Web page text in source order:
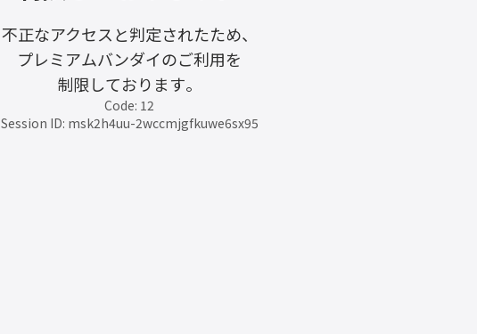
不正なアクセスと判定されたため、
プレミアムバンダイのご利用を
制限しております。
Code: 12
Session ID: msk2h4uu-2wccmjgfkuwe6sx95